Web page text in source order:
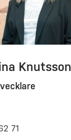
Knutsson
71